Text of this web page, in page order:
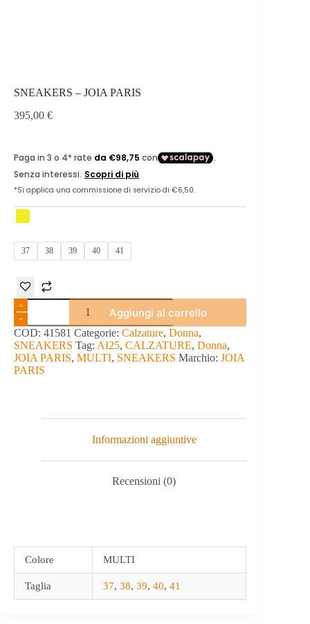
SNEAKERS – JOIA PARIS
395,00 €
37 38 39 40 41
SNEAKERS
-
JOIA
PARIS
quantità
Aggiungi al carrello
COD: 41581 Categorie: Calzature, Donna,
SNEAKERS Tag: AI25, CALZATURE, Donna,
JOIA PARIS, MULTI, SNEAKERS Marchio: JOIA
PARIS
Informazioni aggiuntive
Recensioni (0)
Colore MULTI
Taglia 37, 38, 39, 40, 41